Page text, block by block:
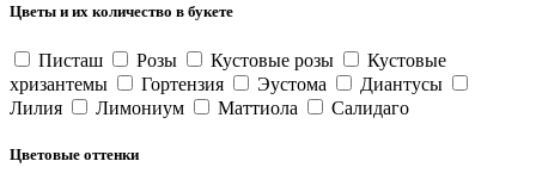
Цветы и их количество в букете
Писташ Розы Кустовые розы
Кустовые
хризантемы
Гортензия Эустома
Диантусы
Лилия
Лимониум Маттиола Салидаго
Цветовые оттенки